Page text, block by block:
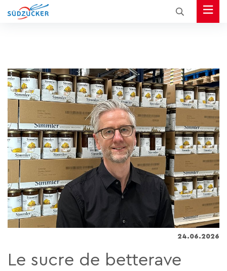
24.06.2026
Le sucre de betterave